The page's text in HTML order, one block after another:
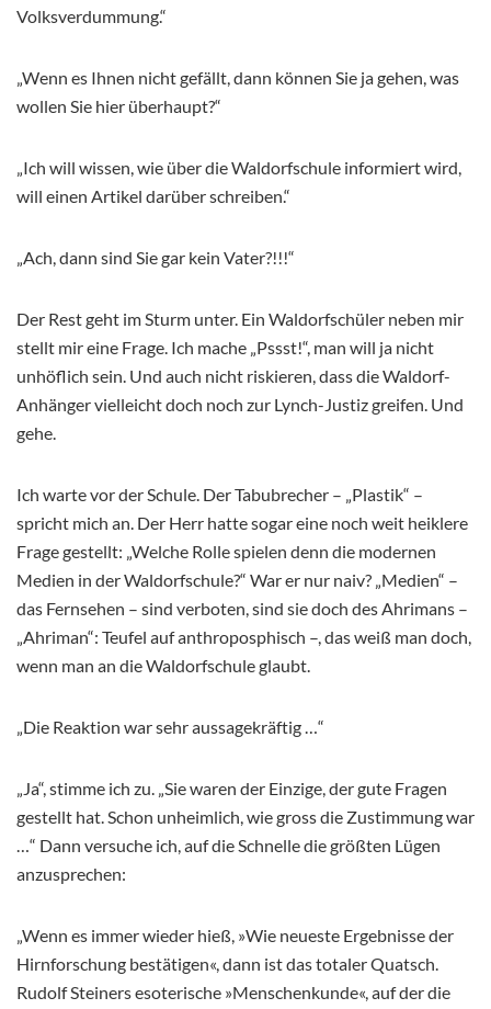
Volksverdummung.“
„Wenn es Ihnen nicht gefällt, dann können Sie ja gehen, was
wollen Sie hier überhaupt?“
„Ich will wissen, wie über die Waldorfschule informiert wird,
will einen Artikel darüber schreiben.“
„Ach, dann sind Sie gar kein Vater?!!!“
Der Rest geht im Sturm unter. Ein Waldorfschüler neben mir
stellt mir eine Frage. Ich mache „Pssst!“, man will ja nicht
unhöflich sein. Und auch nicht riskieren, dass die Waldorf-
Anhänger vielleicht doch noch zur Lynch-Justiz greifen. Und
gehe.
Ich warte vor der Schule. Der Tabubrecher – „Plastik“ –
spricht mich an. Der Herr hatte sogar eine noch weit heiklere
Frage gestellt: „Welche Rolle spielen denn die modernen
Medien in der Waldorfschule?“ War er nur naiv? „Medien“ –
das Fernsehen – sind verboten, sind sie doch des Ahrimans –
„Ahriman“: Teufel auf anthroposphisch –, das weiß man doch,
wenn man an die Waldorfschule glaubt.
„Die Reaktion war sehr aussagekräftig …“
„Ja“, stimme ich zu. „Sie waren der Einzige, der gute Fragen
gestellt hat. Schon unheimlich, wie gross die Zustimmung war
…“ Dann versuche ich, auf die Schnelle die größten Lügen
anzusprechen:
„Wenn es immer wieder hieß, »Wie neueste Ergebnisse der
Hirnforschung bestätigen«, dann ist das totaler Quatsch.
Rudolf Steiners esoterische »Menschenkunde«, auf der die